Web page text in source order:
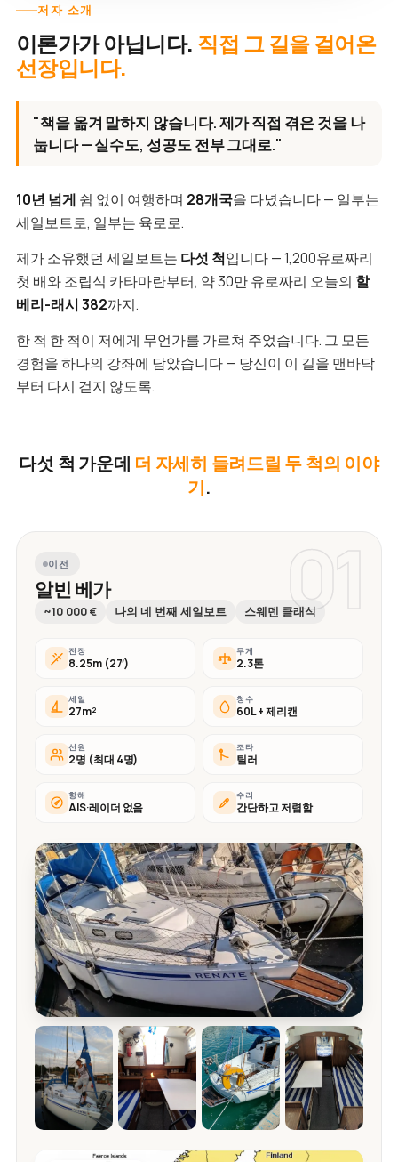
저자 소개
이론가가 아닙니다. 직접 그 길을 걸어온
선장입니다.
"책을 옮겨 말하지 않습니다. 제가 직접 겪은 것을 나
눕니다 — 실수도, 성공도 전부 그대로."
10년 넘게 쉼 없이 여행하며 28개국을 다녔습니다 — 일부는
세일보트로, 일부는 육로로.
제가 소유했던 세일보트는 다섯 척입니다 — 1,200유로짜리
첫 배와 조립식 카타마란부터, 약 30만 유로짜리 오늘의 할
베리-래시 382까지.
한 척 한 척이 저에게 무언가를 가르쳐 주었습니다. 그 모든
경험을 하나의 강좌에 담았습니다 — 당신이 이 길을 맨바닥
부터 다시 걷지 않도록.
다섯 척 가운데 더 자세히 들려드릴 두 척의 이야
기.
01
이전
알빈 베가
~10 000 € 나의 네 번째 세일보트 스웨덴 클래식
전장
8.25m (27′)
무게
2.3톤
세일
27m²
청수
60L + 제리캔
선원
2명 (최대 4명)
조타
틸러
항해
AIS·레이더 없음
수리
간단하고 저렴함